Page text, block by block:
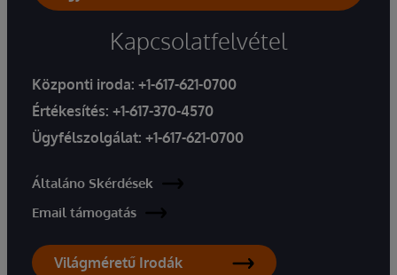
Kapcsolatfelvétel
Központi iroda: +1-617-621-0700
Értékesítés: +1-617-370-4570
Ügyfélszolgálat: +1-617-621-0700
Általáno Skérdések
Email támogatás
Világméretű Irodák